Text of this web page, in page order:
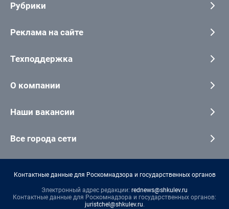
Рубрики
Реклама на сайте
Техподдержка
О компании
Наши вакансии
Все города сети
Контактные данные для Роскомнадзора и государственных органов
Электронный адрес редакции: rednews@shkulev.ru
Контактные данные для Роскомнадзора и государственных органов:
juristchel@shkulev.ru.